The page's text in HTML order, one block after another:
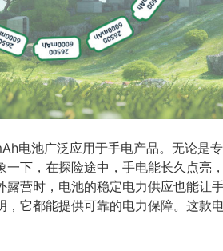
电池广泛应用于手电产品。无论是
一下，在探险途中，手电能长久点亮
露营时，电池的稳定电力供应也能让
，它都能提供可靠的电力保障。这款